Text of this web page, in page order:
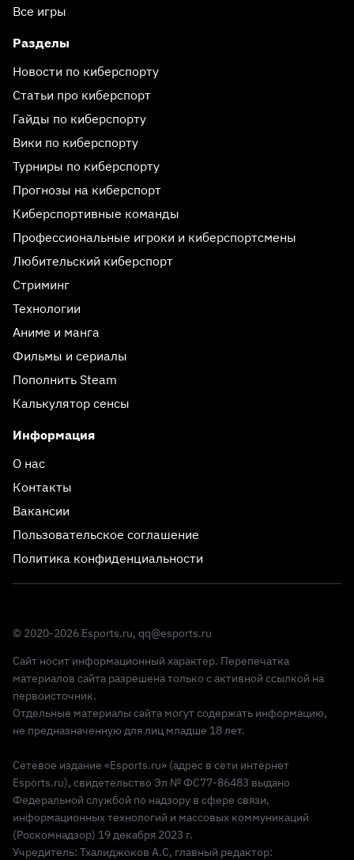
Все игры
Разделы
Новости по киберспорту
Статьи про киберспорт
Гайды по киберспорту
Вики по киберспорту
Турниры по киберспорту
Прогнозы на киберспорт
Киберспортивные команды
Профессиональные игроки и киберспортсмены
Любительский киберспорт
Стриминг
Технологии
Аниме и манга
Фильмы и сериалы
Пополнить Steam
Калькулятор сенсы
Информация
О нас
Контакты
Вакансии
Пользовательское соглашение
Политика конфиденциальности
© 2020-2026 Esports.ru, qq@esports.ru
Сайт носит информационный характер. Перепечатка
материалов сайта разрешена только с активной ссылкой на
первоисточник.
Отдельные материалы сайта могут содержать информацию,
не предназначенную для лиц младше 18 лет.
Сетевое издание «Esports.ru» (адрес в сети интернет
Esports.ru), свидетельство Эл № ФС77-86483 выдано
Федеральной службой по надзору в сфере связи,
информационных технологий и массовых коммуникаций
(Роскомнадзор) 19 декабря 2023 г.
Учредитель: Тхалиджоков А.С, главный редактор: